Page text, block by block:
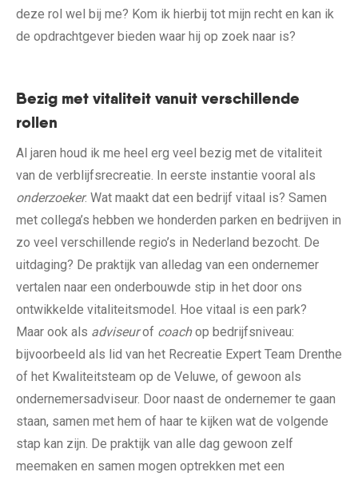
deze rol wel bij me? Kom ik hierbij tot mijn recht en kan ik
de opdrachtgever bieden waar hij op zoek naar is?
Bezig met vitaliteit vanuit verschillende
rollen
Al jaren houd ik me heel erg veel bezig met de vitaliteit
van de verblijfsrecreatie. In eerste instantie vooral als
onderzoeker. Wat maakt dat een bedrijf vitaal is? Samen
met collega’s hebben we honderden parken en bedrijven in
zo veel verschillende regio’s in Nederland bezocht. De
uitdaging? De praktijk van alledag van een ondernemer
vertalen naar een onderbouwde stip in het door ons
ontwikkelde vitaliteitsmodel. Hoe vitaal is een park?
Maar ook als adviseurof coachop bedrijfsniveau:
bijvoorbeeld als lid van het Recreatie Expert Team Drenthe
of het Kwaliteitsteam op de Veluwe, of gewoon als
ondernemersadviseur. Door naast de ondernemer te gaan
staan, samen met hem of haar te kijken wat de volgende
stap kan zijn. De praktijk van alle dag gewoon zelf
meemaken en samen mogen optrekken met een